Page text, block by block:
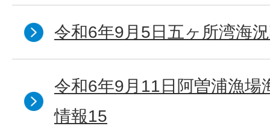
令和6年9月5日五ヶ所湾海
令和6年9月11日阿曽浦漁場
情報15